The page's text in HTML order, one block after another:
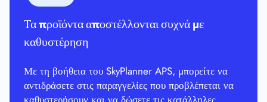
Τα προϊόντα αποστέλλονται συχνά με
καθυστέρηση
Με τη βοήθεια του SkyPlanner APS, μπορείτε να
αντιδράσετε στις παραγγελίες που προβλέπεται να